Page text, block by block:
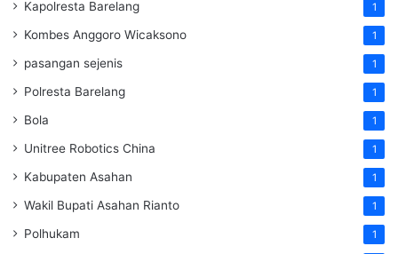
Kapolresta Barelang 1
Kombes Anggoro Wicaksono 1
pasangan sejenis 1
Polresta Barelang 1
Bola 1
Unitree Robotics China 1
Kabupaten Asahan 1
Wakil Bupati Asahan Rianto 1
Polhukam 1